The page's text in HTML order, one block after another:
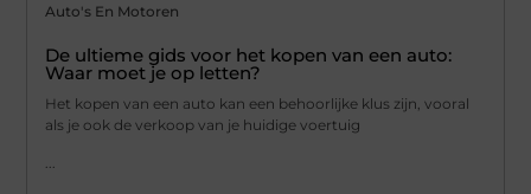
Auto's En Motoren
De ultieme gids voor het kopen van een auto:
Waar moet je op letten?
Het kopen van een auto kan een behoorlijke klus zijn, vooral
als je ook de verkoop van je huidige voertuig
...